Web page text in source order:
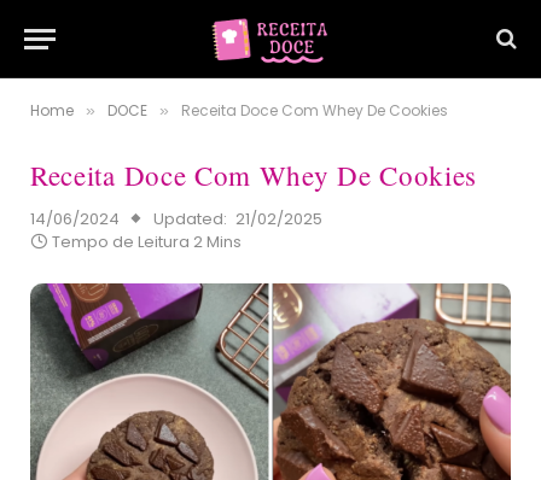
Home » DOCE » Receita Doce Com Whey De Cookies
Receita Doce Com Whey De Cookies
14/06/2024 Updated: 21/02/2025
Tempo de Leitura 2 Mins